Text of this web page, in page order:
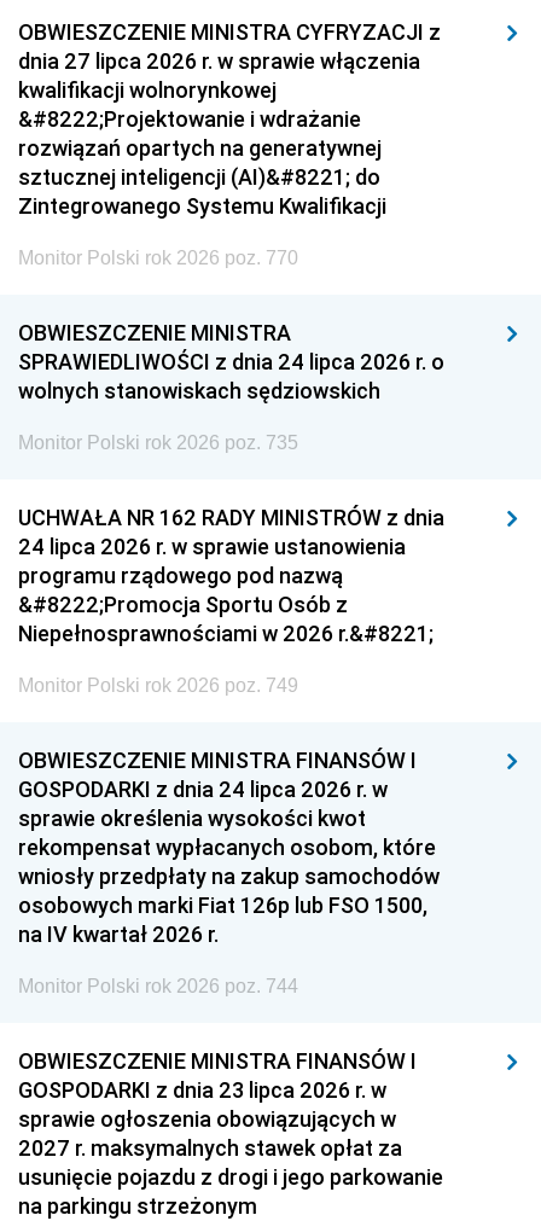
OBWIESZCZENIE MINISTRA CYFRYZACJI z
dnia 27 lipca 2026 r. w sprawie włączenia
kwalifikacji wolnorynkowej
&#8222;Projektowanie i wdrażanie
rozwiązań opartych na generatywnej
sztucznej inteligencji (AI)&#8221; do
Zintegrowanego Systemu Kwalifikacji
Monitor Polski rok 2026 poz. 770
OBWIESZCZENIE MINISTRA
SPRAWIEDLIWOŚCI z dnia 24 lipca 2026 r. o
wolnych stanowiskach sędziowskich
Monitor Polski rok 2026 poz. 735
UCHWAŁA NR 162 RADY MINISTRÓW z dnia
24 lipca 2026 r. w sprawie ustanowienia
programu rządowego pod nazwą
&#8222;Promocja Sportu Osób z
Niepełnosprawnościami w 2026 r.&#8221;
Monitor Polski rok 2026 poz. 749
OBWIESZCZENIE MINISTRA FINANSÓW I
GOSPODARKI z dnia 24 lipca 2026 r. w
sprawie określenia wysokości kwot
rekompensat wypłacanych osobom, które
wniosły przedpłaty na zakup samochodów
osobowych marki Fiat 126p lub FSO 1500,
na IV kwartał 2026 r.
Monitor Polski rok 2026 poz. 744
OBWIESZCZENIE MINISTRA FINANSÓW I
GOSPODARKI z dnia 23 lipca 2026 r. w
sprawie ogłoszenia obowiązujących w
2027 r. maksymalnych stawek opłat za
usunięcie pojazdu z drogi i jego parkowanie
na parkingu strzeżonym